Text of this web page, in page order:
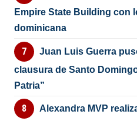
Empire State Building con
dominicana
Juan Luis Guerra
clausura de Santo
Patria”
Alexandra MVP